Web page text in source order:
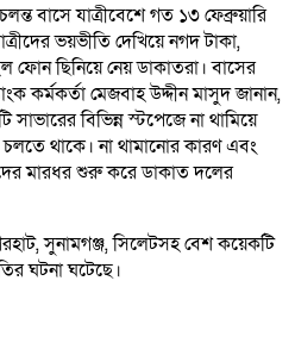
বাসে যাত্রীবেশে গত ১৩ ফেব্রুয়ারি
ভয়ভীতি দেখিয়ে নগদ টাকা,
ফোন ছিনিয়ে নেয় ডাকাতরা। বাসের
কর্মকর্তা মেজবাহ উদ্দীন মাসুদ জানান,
সাভারের বিভিন্ন স্টপেজে না থামিয়ে
থাকে। না থামানোর কারণ এবং
মারধর শুরু করে ডাকাত দলের
সুনামগঞ্জ, সিলেটসহ বেশ কয়েকটি
ঘটনা ঘটেছে।